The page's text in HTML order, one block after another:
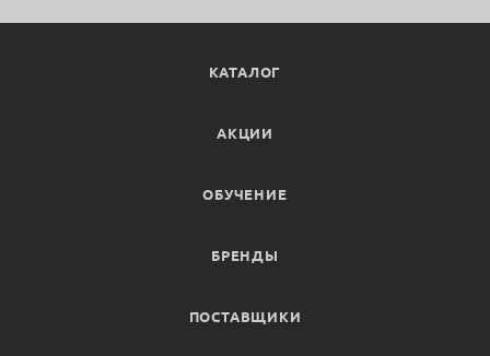
КАТАЛОГ
АКЦИИ
ОБУЧЕНИЕ
БРЕНДЫ
ПОСТАВЩИКИ